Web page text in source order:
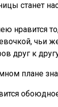
станет
нравится
чьи
друг к
плане